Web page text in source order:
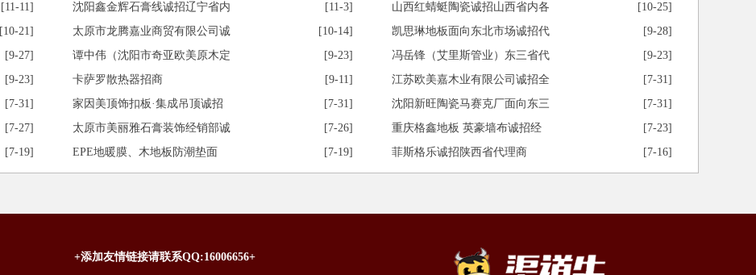
[11-11] 沈阳鑫金辉石膏线诚招辽宁省内 [11-3] 山西红蜻蜓陶瓷诚招山西省内各
[10-25]
[10-21] 太原市龙腾嘉业商贸有限公司诚 [10-14] 凯思琳地板面向东北市场诚招代
[9-28]
[9-27] 谭中伟（沈阳市奇亚欧美原木定 [9-23] 冯岳锋（艾里斯管业）东三省代
[9-23]
[9-23] 卡萨罗散热器招商 [9-11] 江苏欧美嘉木业有限公司诚招全
[7-31]
[7-31] 家因美顶饰扣板·集成吊顶诚招 [7-31] 沈阳新旺陶瓷马赛克厂面向东三
[7-31]
[7-27] 太原市美丽雅石膏装饰经销部诚 [7-26] 重庆格鑫地板 英豪墙布诚招经
[7-23]
[7-19] EPE地暖膜、木地板防潮垫面 [7-19] 菲斯格乐诚招陕西省代理商 [7-16]
+添加友情链接请联系QQ:16006656+